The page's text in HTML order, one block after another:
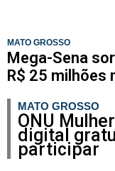
MATO GROSSO
Mega-Sena
R$ 25 milhões
MATO GROSSO
ONU
digital
participar